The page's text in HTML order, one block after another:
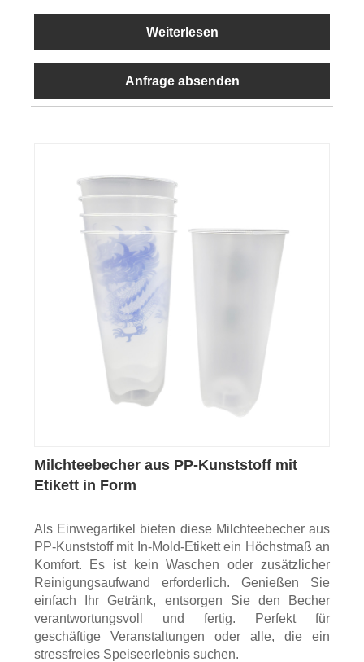
Weiterlesen
Anfrage absenden
Milchteebecher aus PP-Kunststoff mit
Etikett in Form
Als Einwegartikel bieten diese Milchteebecher aus
PP-Kunststoff mit In-Mold-Etikett ein Höchstmaß an
Komfort. Es ist kein Waschen oder zusätzlicher
Reinigungsaufwand erforderlich. Genießen Sie
einfach Ihr Getränk, entsorgen Sie den Becher
verantwortungsvoll und fertig. Perfekt für
geschäftige Veranstaltungen oder alle, die ein
stressfreies Speiseerlebnis suchen.